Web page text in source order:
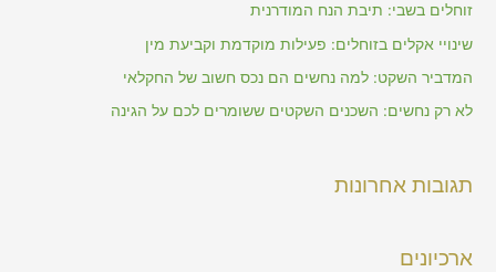
:
זוחלים בשבי: תיבת הנח המודרנית
שינויי אקלים בזוחלים: פעילות מוקדמת וקביעת מין
המדביר השקט: למה נחשים הם נכס חשוב של החקלאי
לא רק נחשים: השכנים השקטים ששומרים לכם על הגינה
תגובות אחרונות
ארכיונים